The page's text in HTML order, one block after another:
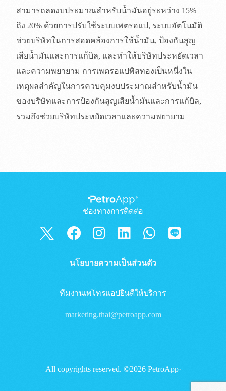
สามารถลดงบประมาณสำหรับน้ำมันอยู่ระหว่าง 15%
ถึง 20% ด้วยการปรับใช้ระบบเพตรอแป, ระบบอัตโนมัติ
ช่วยบริษัทในการสอดคล้องการใช้น้ำมัน, ป้องกันสูญ
เสียน้ำมันและการแก้บิล, และทำให้บริษัทประหยัดเวลา
และความพยายาม การเพตรอแปพิสทองเป็นหนึ่งใน
เหตุผลสำคัญในการควบคุมงบประมาณสำหรับน้ำมัน
ของบริษัทและการป้องกันสูญเสียน้ำมันและการแก้บิล,
รวมถึงช่วยบริษัทประหยัดเวลาและความพยายาม
ช่องทางการติดต่อ
นโยบายความเป็นส่วนตัว
ทีมงานเพโทรแอปยินดีให้บริการ
marketing.thai@petroapp.com
All copyrights reserved. ©2026 PetroApp·
สมัครสมาชิก | เข้าสู่ระบบ